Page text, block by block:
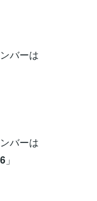
ーは
ーは
6 」